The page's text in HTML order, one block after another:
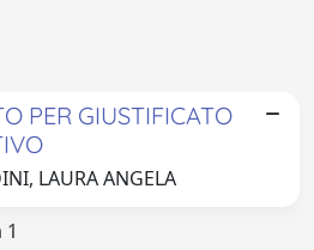
PER GIUSTIFICATO
LAURA ANGELA